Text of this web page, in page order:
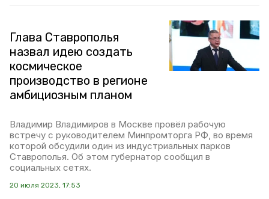
Глава Ставрополья
назвал идею создать
космическое
производство в регионе
амбициозным планом
Владимир Владимиров в Москве провёл рабочую
встречу с руководителем Минпромторга РФ, во время
которой обсудили один из индустриальных парков
Ставрополья. Об этом губернатор сообщил в
социальных сетях.
20 июля 2023, 17:53